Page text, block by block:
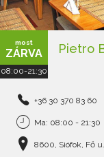
most
ZÁRVA
08:00-21:30
Pietro
+36 30 370 83 60
Ma: 08:00 - 21:30
8600, Siófok, Fő